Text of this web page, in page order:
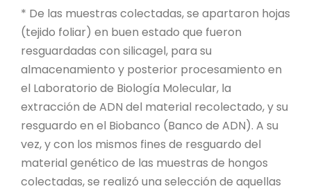
* De las muestras colectadas, se apartaron hojas
(tejido foliar) en buen estado que fueron
resguardadas con silicagel, para su
almacenamiento y posterior procesamiento en
el Laboratorio de Biología Molecular, la
extracción de ADN del material recolectado, y su
resguardo en el Biobanco (Banco de ADN). A su
vez, y con los mismos fines de resguardo del
material genético de las muestras de hongos
colectadas, se realizó una selección de aquellas